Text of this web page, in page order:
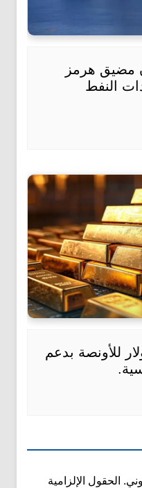
مضيق هرمز
النفط
يتجاوز 5400 دولار للأونصة بدعم
الحقول الإلزامية